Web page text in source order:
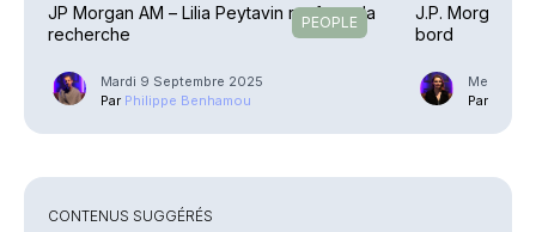
PEOPLE
JP Morgan AM – Lilia Peytavin renforce la
recherche
Mardi 9 Septembre 2025
Par Philippe Benhamou
J.P. Morgan
bord
Mercredi
Par
CONTENUS SUGGÉRÉS